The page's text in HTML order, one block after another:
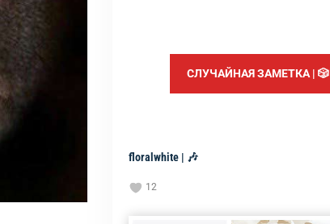
СЛУЧАЙНАЯ ЗАМЕТКА | 🎲
floralwhite | 🎶
12